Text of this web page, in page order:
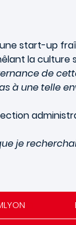
une start-up
la culture
de
à une telle
je